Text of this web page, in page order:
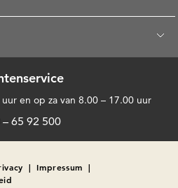
en op za van 8.00 – 17.00 uur
– 65 92 500
| Impressum |